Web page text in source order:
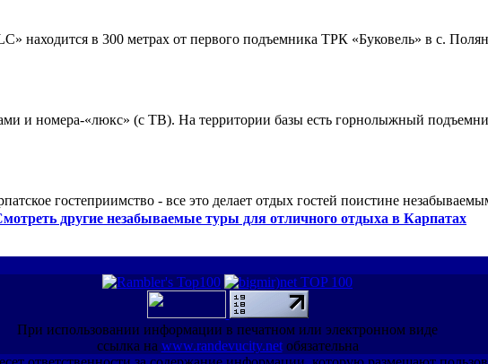
находится в 300 метрах от первого подъемника ТРК «Буковель» в с.
и номера-«люкс» (с ТВ). На территории базы есть горнолыжный
гостеприимство - все это делает отдых гостей поистине
другие незабываемые туры для отличного отдыха в Карпатах
При использовании информации в печатном или электронном виде
ссылка на www.randevucity.netобязательна